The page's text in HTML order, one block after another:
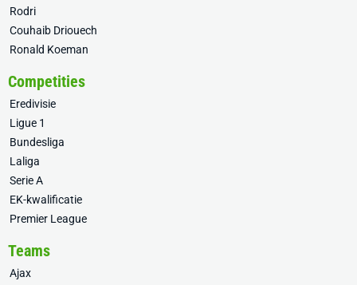
Rodri
Couhaib Driouech
Ronald Koeman
Competities
Eredivisie
Ligue 1
Bundesliga
Laliga
Serie A
EK-kwalificatie
Premier League
Teams
Ajax